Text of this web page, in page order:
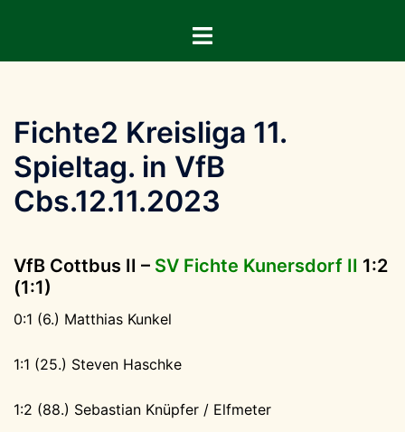
springen
Menü
Fichte2 Kreisliga 11.
Spieltag. in VfB
Cbs.12.11.2023
VfB Cottbus II – SV Fichte Kunersdorf II 1:2
(1:1)
0:1 (6.) Matthias Kunkel
1:1 (25.) Steven Haschke
1:2 (88.) Sebastian Knüpfer / Elfmeter